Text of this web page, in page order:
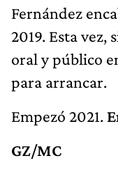
Fernández
2019. Esta
oral y público
para arrancar.
Empezó 2021.
GZ/MC